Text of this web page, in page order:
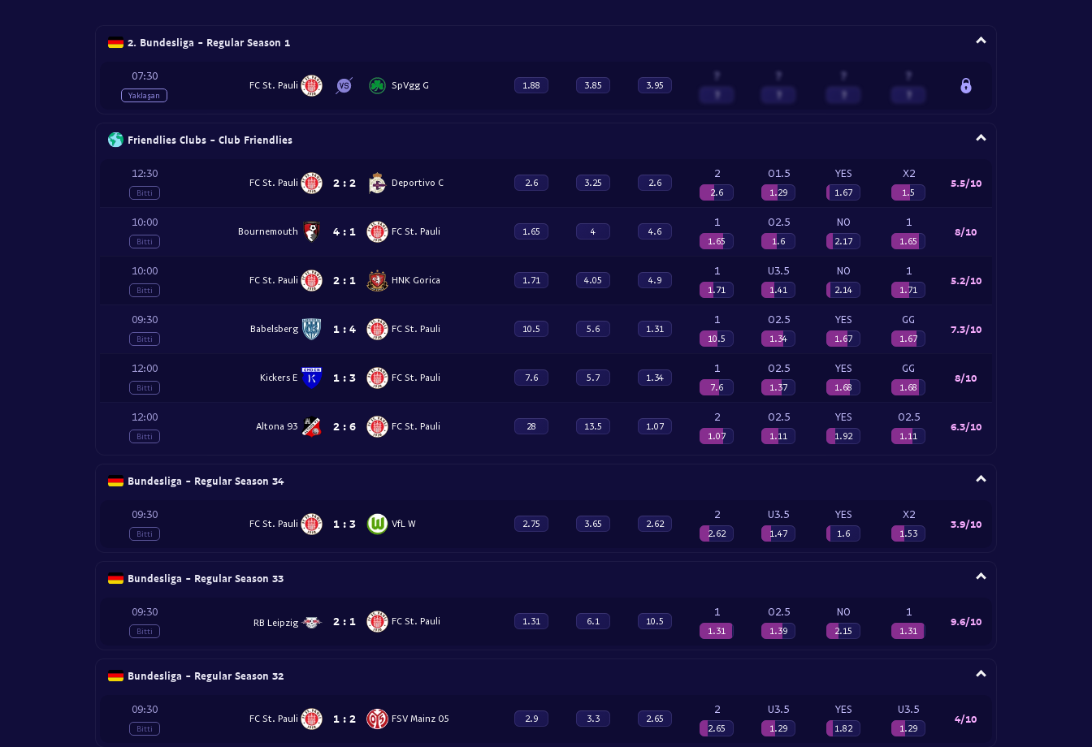
2. Bundesliga - Regular Season 1
07:30
Yaklaşan
FC St. Pauli SpVgg G 1.88 3.85 3.95
? ? ? ?
Friendlies Clubs - Club Friendlies
12:30
Bitti
FC St. Pauli 2 : 2 Deportivo C 2.6 3.25 2.6
2
2.6
O1.5
1.29
YES
1.67
X2
1.5
5.5/10
10:00
Bitti
Bournemouth 4 : 1 FC St. Pauli 1.65 4 4.6
1
1.65
O2.5
1.6
NO
2.17
1
1.65
8/10
10:00
Bitti
FC St. Pauli 2 : 1 HNK Gorica 1.71 4.05 4.9
1
1.71
U3.5
1.41
NO
2.14
1
1.71
5.2/10
09:30
Bitti
Babelsberg 1 : 4 FC St. Pauli 10.5 5.6 1.31
1
10.5
O2.5
1.34
YES
1.67
GG
1.67
7.3/10
12:00
Bitti
Kickers E 1 : 3 FC St. Pauli 7.6 5.7 1.34
1
7.6
O2.5
1.37
YES
1.68
GG
1.68
8/10
12:00
Bitti
Altona 93 2 : 6 FC St. Pauli 28 13.5 1.07
2
1.07
O2.5
1.11
YES
1.92
O2.5
1.11
6.3/10
Bundesliga - Regular Season 34
09:30
Bitti
FC St. Pauli 1 : 3 VfL W 2.75 3.65 2.62
2
2.62
U3.5
1.47
YES
1.6
X2
1.53
3.9/10
Bundesliga - Regular Season 33
09:30
Bitti
RB Leipzig 2 : 1 FC St. Pauli 1.31 6.1 10.5
1
1.31
O2.5
1.39
NO
2.15
1
1.31
9.6/10
Bundesliga - Regular Season 32
09:30
Bitti
FC St. Pauli 1 : 2 FSV Mainz 05 2.9 3.3 2.65
2
2.65
U3.5
1.29
YES
1.82
U3.5
1.29
4/10